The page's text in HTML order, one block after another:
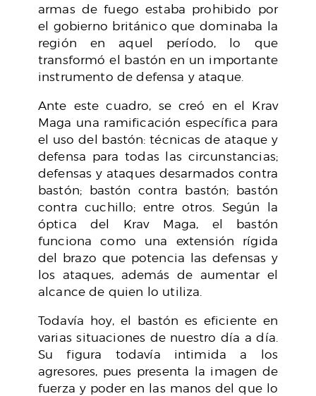
armas de fuego estaba prohibido por
el gobierno británico que dominaba la
región en aquel período, lo que
transformó el bastón en un importante
instrumento de defensa y ataque.
Ante este cuadro, se creó en el Krav
Maga una ramificación específica para
el uso del bastón: técnicas de ataque y
defensa para todas las circunstancias;
defensas y ataques desarmados contra
bastón; bastón contra bastón; bastón
contra cuchillo; entre otros. Según la
óptica del Krav Maga, el bastón
funciona como una extensión rígida
del brazo que potencia las defensas y
los ataques, además de aumentar el
alcance de quien lo utiliza.
Todavía hoy, el bastón es eficiente en
varias situaciones de nuestro día a día.
Su figura todavía intimida a los
agresores, pues presenta la imagen de
fuerza y ​​poder en las manos del que lo